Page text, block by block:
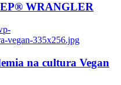
WRANGLER
vegan-335x256.jpg
na cultura Vegan